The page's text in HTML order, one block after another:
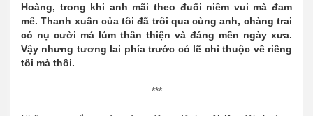
Hoàng, trong khi anh mãi theo đuổi niềm vui mà đam
mê. Thanh xuân của tôi đã trôi qua cùng anh, chàng trai
có nụ cười má lúm thân thiện và đáng mến ngày xưa.
Vậy nhưng tương lai phía trước có lẽ chỉ thuộc về riêng
tôi mà thôi.
***